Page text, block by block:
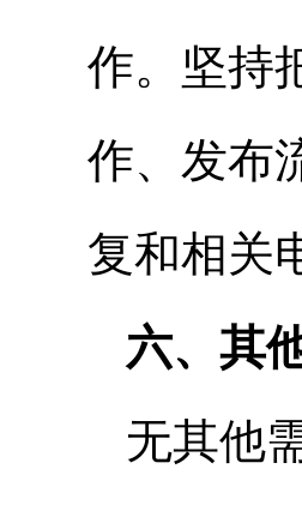
作。坚持
作、发布
复和相关
六、其
无其他